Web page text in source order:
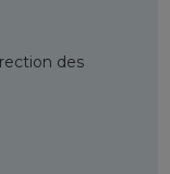
des